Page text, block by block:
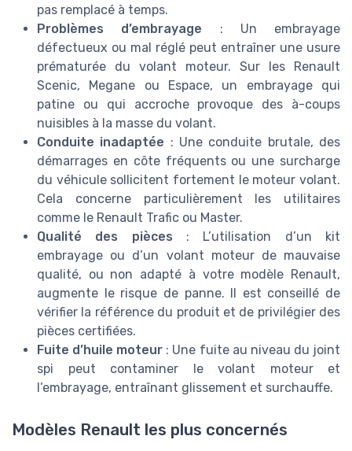
pas remplacé à temps.
Problèmes d’embrayage : Un embrayage
défectueux ou mal réglé peut entraîner une usure
prématurée du volant moteur. Sur les Renault
Scenic, Megane ou Espace, un embrayage qui
patine ou qui accroche provoque des à-coups
nuisibles à la masse du volant.
Conduite inadaptée : Une conduite brutale, des
démarrages en côte fréquents ou une surcharge
du véhicule sollicitent fortement le moteur volant.
Cela concerne particulièrement les utilitaires
comme le Renault Trafic ou Master.
Qualité des pièces : L’utilisation d’un kit
embrayage ou d’un volant moteur de mauvaise
qualité, ou non adapté à votre modèle Renault,
augmente le risque de panne. Il est conseillé de
vérifier la référence du produit et de privilégier des
pièces certifiées.
Fuite d’huile moteur : Une fuite au niveau du joint
spi peut contaminer le volant moteur et
l’embrayage, entraînant glissement et surchauffe.
Modèles Renault les plus concernés